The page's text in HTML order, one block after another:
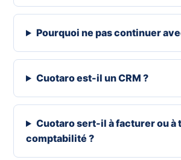
Pourquoi ne pas continuer
Cuotaro est-il un CRM ?
Cuotaro sert-il à facturer ou à
comptabilité ?